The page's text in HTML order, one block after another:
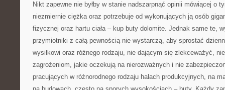
Nikt zapewne nie byłby w stanie nadszarpnąć opinii mówiącej o
niezmiernie ciężka oraz potrzebuje od wykonujących ją osób
fizycznej oraz hartu ciała – kup buty dolomite. Jednak same te,
przymiotniki z całą pewnością nie wystarczą, aby sprostać
wysiłkowi oraz różnego rodzaju, nie dającym się zlekceważyć,
zagrożeniom, jakie oczekują na nierozważnych i nie
pracujących w różnorodnego rodzaju halach produkcyjnych, na